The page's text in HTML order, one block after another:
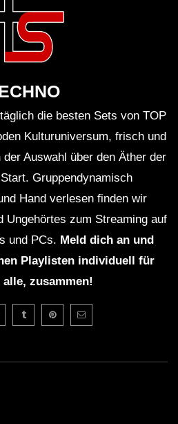
die besten Sets von TOP
Kulturuniversum, frisch und
Auswahl über den Äther der
Gruppendynamisch
Hand verlesen finden wir
Ungehörtes zum Streaming auf
und PCs. Meld dich an und
Playlisten individuell für
zusammen!